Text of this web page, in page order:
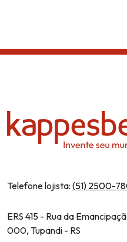
Telefone lojista: (51) 2500-
ERS 415 - Rua da
000, Tupandi - RS